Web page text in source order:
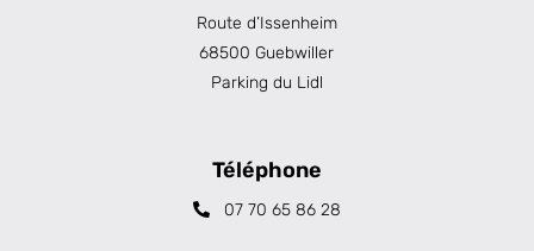
Route d’Issenheim
68500 Guebwiller
Parking du Lidl
Téléphone
07 70 65 86 28